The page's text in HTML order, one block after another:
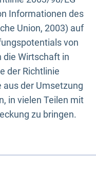
Informationen des
Union, 2003) auf
von
die Wirtschaft in
der Richtlinie
aus der Umsetzung
in vielen Teilen mit
zu bringen.